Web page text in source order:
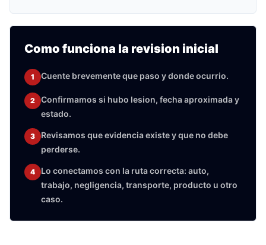
Como funciona la revision inicial
1 Cuente brevemente que paso y donde ocurrio.
2
Confirmamos si hubo lesion, fecha aproximada y
estado.
3
Revisamos que evidencia existe y que no debe
perderse.
4
Lo conectamos con la ruta correcta: auto,
trabajo, negligencia, transporte, producto u otro
caso.